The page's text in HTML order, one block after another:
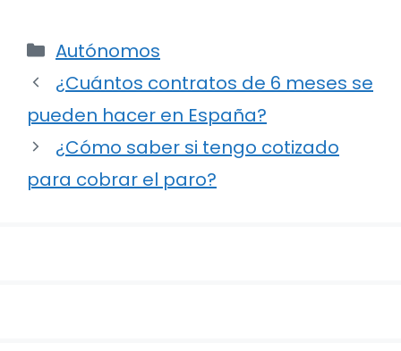
Categorías
Autónomos
Navegación
de
entradas
¿Cuántos contratos de 6 meses se
pueden hacer en España?
¿Cómo saber si tengo cotizado
para cobrar el paro?